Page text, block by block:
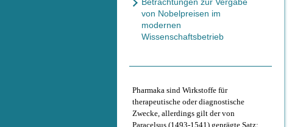
von Nobelpreisen im
modernen
Wissenschaftsbetrieb
Pharmaka sind Wirkstoffe für
therapeutische oder diagnostische
Zwecke, allerdings gilt der von
Paracelsus (1493-1541) geprägte Satz: